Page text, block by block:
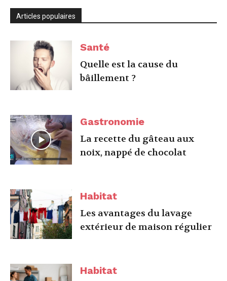
Articles populaires
Santé
Quelle est la cause du
bâillement ?
Gastronomie
La recette du gâteau aux
noix, nappé de chocolat
Habitat
Les avantages du lavage
extérieur de maison régulier
Habitat